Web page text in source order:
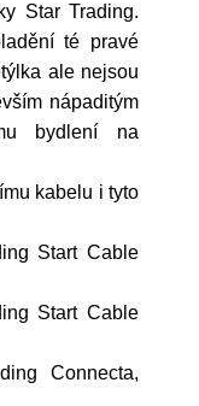
Star Trading.
té pravé
ale nejsou
nápaditým
bydlení na
kabelu i tyto
Start Cable
Start Cable
Connecta,